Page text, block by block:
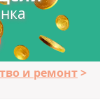
и ремонт